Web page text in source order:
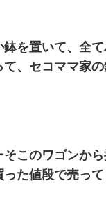
鉢を置いて、全
、セコママ家
このワゴンか
た値段で売って